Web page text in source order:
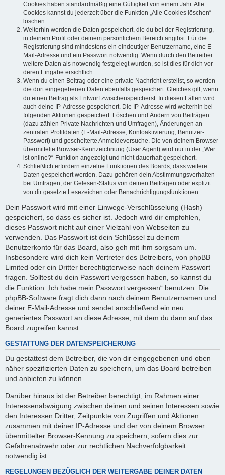
Cookies haben standardmäßig eine Gültigkeit von einem Jahr. Alle
Cookies kannst du jederzeit über die Funktion „Alle Cookies löschen“
löschen.
Weiterhin werden die Daten gespeichert, die du bei der Registrierung,
in deinem Profil oder deinem persönlichem Bereich angibst. Für die
Registrierung sind mindestens ein eindeutiger Benutzername, eine E-
Mail-Adresse und ein Passwort notwendig. Wenn durch den Betreiber
weitere Daten als notwendig festgelegt wurden, so ist dies für dich vor
deren Eingabe ersichtlich.
Wenn du einen Beitrag oder eine private Nachricht erstellst, so werden
die dort eingegebenen Daten ebenfalls gespeichert. Gleiches gilt, wenn
du einen Beitrag als Entwurf zwischenspeicherst. In diesen Fällen wird
auch deine IP-Adresse gespeichert. Die IP-Adresse wird weiterhin bei
folgenden Aktionen gespeichert: Löschen und Ändern von Beiträgen
(dazu zählen Private Nachrichten und Umfragen), Änderungen an
zentralen Profildaten (E-Mail-Adresse, Kontoaktivierung, Benutzer-
Passwort) und gescheiterte Anmeldeversuche. Die von deinem Browser
übermittelte Browser-Kennzeichnung (User Agent) wird nur in der „Wer
ist online?“-Funktion angezeigt und nicht dauerhaft gespeichert.
Schließlich erfordern einzelne Funktionen des Boards, dass weitere
Daten gespeichert werden. Dazu gehören dein Abstimmungsverhalten
bei Umfragen, der Gelesen-Status von deinen Beiträgen oder explizit
von dir gesetzte Lesezeichen oder Benachrichtigungsfunktionen.
Dein Passwort wird mit einer Einwege-Verschlüsselung (Hash)
gespeichert, so dass es sicher ist. Jedoch wird dir empfohlen,
dieses Passwort nicht auf einer Vielzahl von Webseiten zu
verwenden. Das Passwort ist dein Schlüssel zu deinem
Benutzerkonto für das Board, also geh mit ihm sorgsam um.
Insbesondere wird dich kein Vertreter des Betreibers, von phpBB
Limited oder ein Dritter berechtigterweise nach deinem Passwort
fragen. Solltest du dein Passwort vergessen haben, so kannst du
die Funktion „Ich habe mein Passwort vergessen“ benutzen. Die
phpBB-Software fragt dich dann nach deinem Benutzernamen und
deiner E-Mail-Adresse und sendet anschließend ein neu
generiertes Passwort an diese Adresse, mit dem du dann auf das
Board zugreifen kannst.
GESTATTUNG DER DATENSPEICHERUNG
Du gestattest dem Betreiber, die von dir eingegebenen und oben
näher spezifizierten Daten zu speichern, um das Board betreiben
und anbieten zu können.
Darüber hinaus ist der Betreiber berechtigt, im Rahmen einer
Interessenabwägung zwischen deinen und seinen Interessen sowie
den Interessen Dritter, Zeitpunkte von Zugriffen und Aktionen
zusammen mit deiner IP-Adresse und der von deinem Browser
übermittelter Browser-Kennung zu speichern, sofern dies zur
Gefahrenabwehr oder zur rechtlichen Nachverfolgbarkeit
notwendig ist.
REGELUNGEN BEZÜGLICH DER WEITERGABE DEINER DATEN